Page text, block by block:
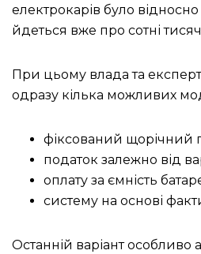
електрокарів було відносно
йдеться вже про сотні тисяч
При цьому влада та
одразу кілька можливих
фіксований щорічний
податок залежно від
оплату за ємність
систему на основі
Останній варіант особливо